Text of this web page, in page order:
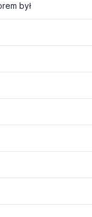
był